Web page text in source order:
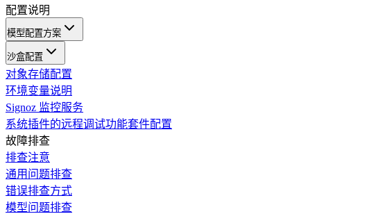
配置说明
模型配置方案
沙盒配置
对象存储配置
环境变量说明
Signoz 监控服务
系统插件的远程调试功能套件配置
故障排查
排查注意
通用问题排查
错误排查方式
模型问题排查